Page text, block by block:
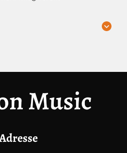
Night“ am Neckarstrand